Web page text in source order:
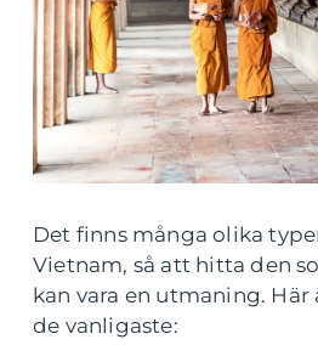
Det finns många olika
Vietnam, så att hitta den
kan vara en utmaning. Här
de vanligaste: